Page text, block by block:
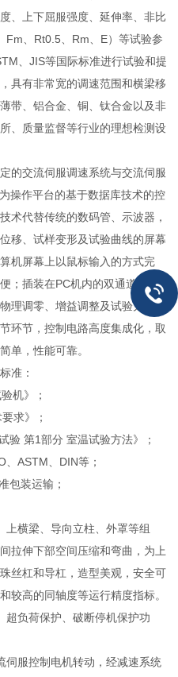
、上下屈服强度、延伸率、非比
Fm、Rt0.5、Rm、E）等试验参
、JIS等国际标准进行试验和提
具有非常宽的调速范围和横梁移
带、铝合金、铜、钛合金以及非
、质量监督等行业的理想检测设
的交流伺服调速系统与交流伺服
操作平台的基于数据库技术的控
术代替传统的数码管、示波器，
移、试样变形及试验曲线的屏幕
机屏幕上以鼠标输入的方式完
；插装在PC机内的双通道全数
理调零、增益调整及试验力测量
环节，控制电路高度集成化，取
单，性能可靠。
准：
机》；
求》；
验 第1部分 室温试验方法》；
ASTM、DIN等；
包装运输；
上横梁、导向立柱、外罩等组
拉伸下部空间压缩和弯曲，为上
丝杠和导杠，造型美观，安全可
较高的同轴度等运行精度指标。
超负荷保护、破断停机保护功
伺服控制电机转动，经减速系统